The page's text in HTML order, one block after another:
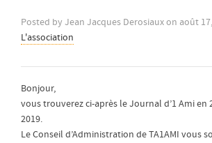
Posted by Jean Jacques Derosiauxon août
L'association
Bonjour,
vous trouverez ci-après le Journal d’1 Ami
2019.
Le Conseil d’Administration de TA1AMI vous